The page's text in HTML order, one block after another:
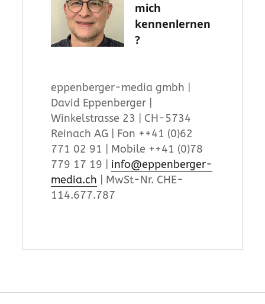
mich
kennenlernen
?
eppenberger-media gmbh |
David Eppenberger |
Winkelstrasse 23 | CH-5734
Reinach AG | Fon ++41 (0)62
771 02 91 | Mobile ++41 (0)78
779 17 19 | info@eppenberger-
media.ch | MwSt-Nr. CHE-
114.677.787